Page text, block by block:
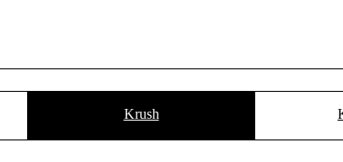
Krush
アマチュ
Krush